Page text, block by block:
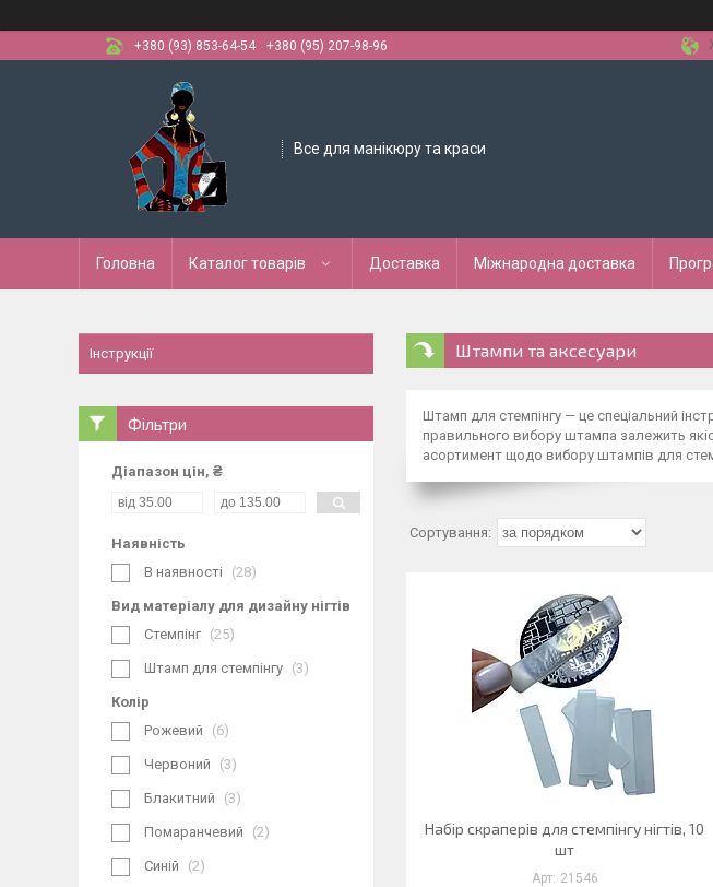
+380 (93) 853-64-54
+380 (95) 207-98-96
Все для манікюру та краси
Головна Каталог товарів Доставка Міжнародна доставка
Штампи та аксесуари
Штамп для стемпінгу — це спеціальний
правильного вибору штампа залежить
асортимент щодо вибору штампів для
Набір скраперів для стемпінгу нігтів, 10
шт
21546
Інструкції
Фільтри
Діапазон цін, ₴
Наявність
В наявності
28
Вид матеріалу для дизайну нігтів
Стемпінг
25
Штамп для стемпінгу 3
Колір
Рожевий
6
Червоний 3
Блакитний 3
Помаранчевий 2
Синій 2